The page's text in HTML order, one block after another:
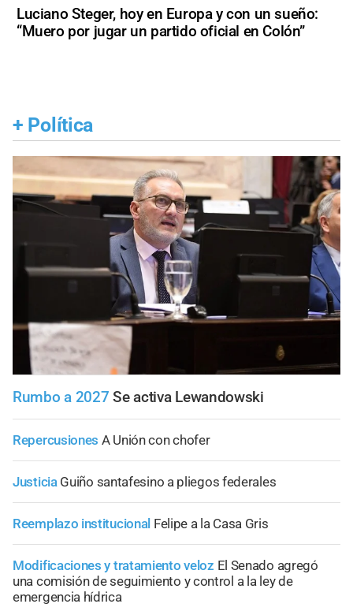
Luciano Steger, hoy en Europa y con un sueño:
“Muero por jugar un partido oficial en Colón”
+ Política
Rumbo a 2027 Se activa Lewandowski
Repercusiones A Unión con chofer
Justicia Guiño santafesino a pliegos federales
Reemplazo institucional Felipe a la Casa Gris
Modificaciones y tratamiento veloz El Senado agregó
una comisión de seguimiento y control a la ley de
emergencia hídrica